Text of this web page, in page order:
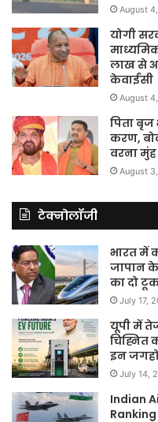
August
योगी
लाख से
केवाईसी
August
पिता
करण,
वरना
August
टेक्नोलॉजी
भारत में
जापान के
का दो
July 17,
यूपी में
चिह्नित
इन
July 14,
Indian